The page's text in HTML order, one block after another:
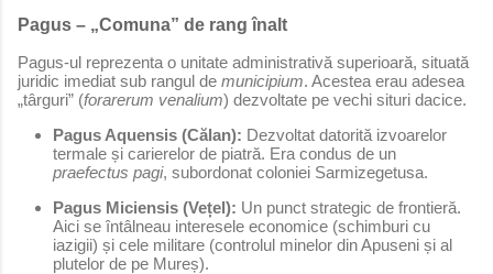
Pagus – „Comuna” de rang înalt
Pagus-ul reprezenta o unitate administrativă superioară, situată
juridic imediat sub rangul de municipium. Acestea erau adesea
„târguri” (forarerum venalium) dezvoltate pe vechi situri dacice.
Pagus Aquensis (Călan): Dezvoltat datorită izvoarelor
termale și carierelor de piatră. Era condus de un
praefectus pagi, subordonat coloniei Sarmizegetusa.
Pagus Miciensis (Vețel): Un punct strategic de frontieră.
Aici se întâlneau interesele economice (schimburi cu
iazigii) și cele militare (controlul minelor din Apuseni și al
plutelor de pe Mureș).